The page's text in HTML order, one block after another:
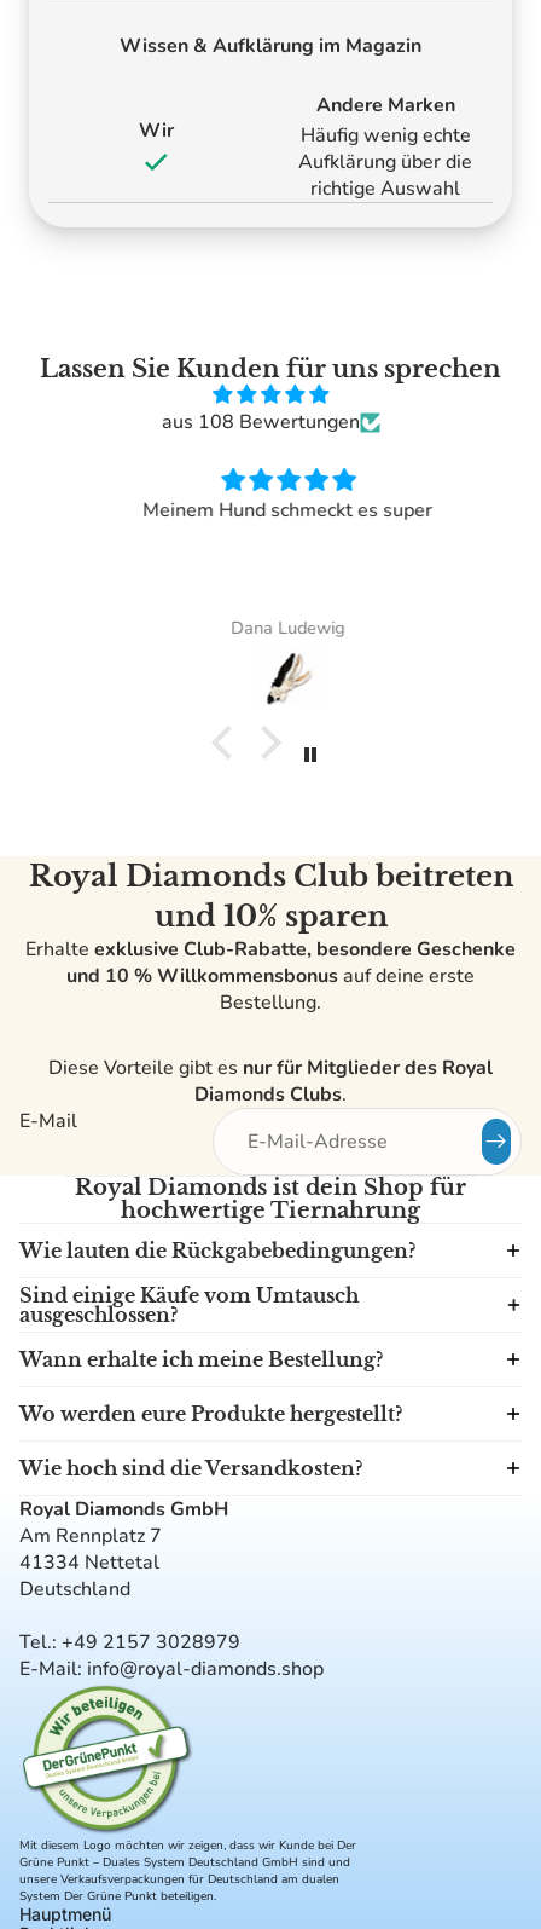
Wissen & Aufklärung im Magazin
Wir
Andere Marken
Häufig wenig echte
Aufklärung über die
richtige Auswahl
Lassen Sie Kunden für uns sprechen
aus 108 Bewertungen
Meinem Hund schmeckt es super
Dana Ludewig
Royal Diamonds Club beitreten
und 10% sparen
Erhalte exklusive Club-Rabatte, besondere Geschenke
und 10 % Willkommensbonusauf deine erste
Bestellung.
Diese Vorteile gibt es nur für Mitglieder des Royal
Diamonds Clubs.
E-Mail
Royal Diamonds ist dein Shop für
hochwertige Tiernahrung
Wie lauten die Rückgabebedingungen?
Sind einige Käufe vom Umtausch
ausgeschlossen?
Wann erhalte ich meine Bestellung?
Wo werden eure Produkte hergestellt?
Wie hoch sind die Versandkosten?
Royal Diamonds GmbH
Am Rennplatz 7
41334 Nettetal
Deutschland
Tel.: +49 2157 3028979
E-Mail: info@royal-diamonds.shop
Mit diesem Logo möchten wir zeigen, dass wir Kunde bei Der
Grüne Punkt – Duales System Deutschland GmbH sind und
unsere Verkaufsverpackungen für Deutschland am dualen
System Der Grüne Punkt beteiligen.
Hauptmenü